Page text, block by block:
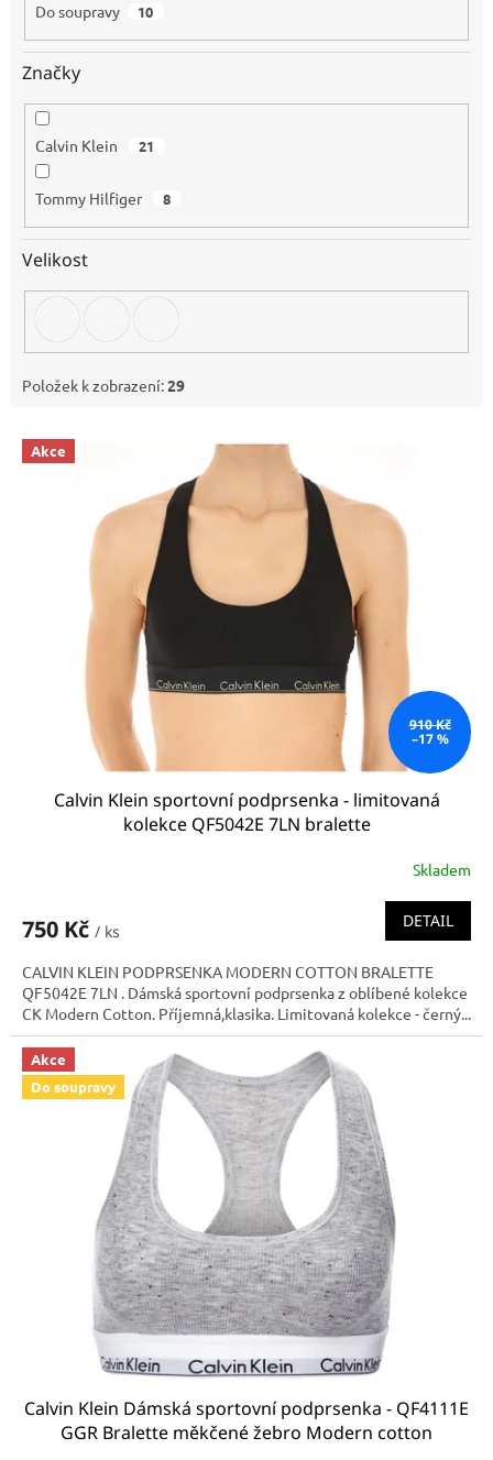
Do soupravy 10
Značky
Calvin Klein 21
Tommy Hilfiger 8
Velikost
Položek k zobrazení:29
V Akce
910 Kč
–17 %
Calvin Klein sportovní podprsenka - limitovaná
kolekce QF5042E 7LN bralette
Skladem
750 Kč / ks
DETAIL
CALVIN KLEIN PODPRSENKA MODERN COTTON BRALETTE
QF5042E 7LN . Dámská sportovní podprsenka z oblíbené kolekce
CK Modern Cotton. Příjemná,klasika. Limitovaná kolekce - černý...
Akce
Do soupravy
Calvin Klein Dámská sportovní podprsenka - QF4111E
GGR Bralette měkčené žebro Modern cotton